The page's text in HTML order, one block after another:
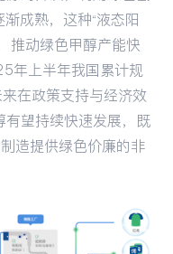
成熟，这种“液态阳
推动绿色甲醇产能快
年上半年我国累计规
在政策支持与经济效
有望持续快速发展，既
造提供绿色价廉的非